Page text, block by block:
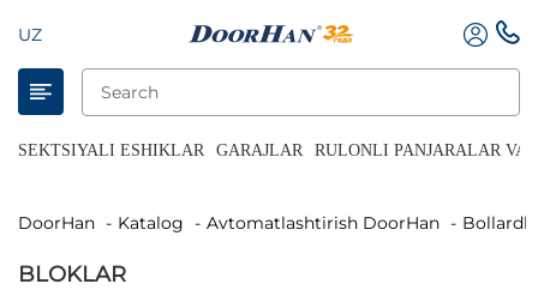
UZ
SEKTSIYALI ESHIKLAR GARAJLAR RULONLI PANJARALAR VA
DoorHan Katalog Avtomatlashtirish DoorHan
BLOKLAR